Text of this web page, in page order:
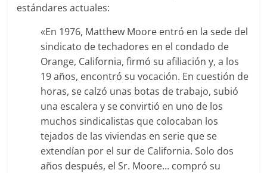
estándares actuales:
«En 1976, Matthew Moore entró en la sede del
sindicato de techadores en el condado de
Orange, California, firmó su afiliación y, a los
19 años, encontró su vocación. En cuestión de
horas, se calzó unas botas de trabajo, subió
una escalera y se convirtió en uno de los
muchos sindicalistas que colocaban los
tejados de las viviendas en serie que se
extendían por el sur de California. Solo dos
años después, el Sr. Moore… compró su